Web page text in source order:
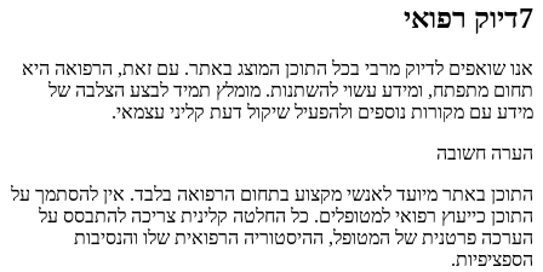
7דיוק רפואי
אנו שואפים לדיוק מרבי בכל התוכן המוצג באתר. עם זאת, הרפואה היא
תחום מתפתח, ומידע עשוי להשתנות. מומלץ תמיד לבצע הצלבה של
מידע עם מקורות נוספים ולהפעיל שיקול דעת קליני עצמאי.
הערה חשובה
התוכן באתר מיועד לאנשי מקצוע בתחום הרפואה בלבד. אין להסתמך על
התוכן כייעוץ רפואי למטופלים. כל החלטה קלינית צריכה להתבסס על
הערכה פרטנית של המטופל, ההיסטוריה הרפואית שלו והנסיבות
הספציפיות.